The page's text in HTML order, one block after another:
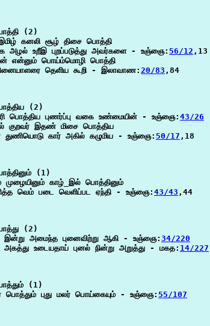
(2)
கனலி சூழ் திசை பொத்தி
அழல் உறீஇ புறப்படுத்து அவர்களை - உஞ்ஞை:
56/12 ,13
என்னும் பொய்ம்மொழி பொத்தி
தெளிய கூறி - இலாவாண:
20/83 ,84
(2)
பொத்திய புணர்ப்பு வகை உண்மையின் - உஞ்ஞை: 43/26
குறவர் இதண் மிசை பொத்திய
துணியொடு கார் அகில் கழுமிய - உஞ்ஞை:
50/17 ,18
(1)
முழையினும் காழ்_இல் பொத்தினும்
வெம் படை வெளிப்பட ஏந்தி - உஞ்ஞை:
43/43 ,44
(2)
இன்று அமைந்த புனைவிற்று ஆகி - உஞ்ஞை: 34/220
அகத்து உடையதாய் புனல் நின்று அறுத்து - மகத: 14/227
(1)
பொத்தும் புது மலர் பொய்கையும் - உஞ்ஞை: 55/107